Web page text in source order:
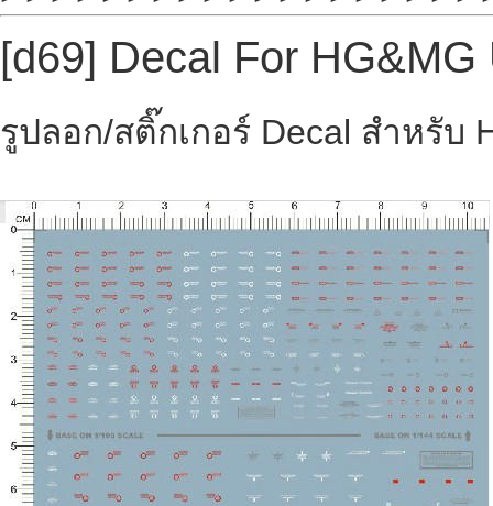
[d69] Decal For
รูปลอก/สติ๊กเกอร์ Decal สำหรับ